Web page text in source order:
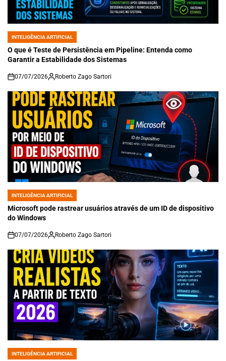
POSTED
IN
INTELIGÊNCIA ARTIFICIAL
O que é Teste de Persistência em Pipeline: Entenda como
Garantir a Estabilidade dos Sistemas
on
07/07/2026 Roberto Zago Sartori
POSTED
IN
INTELIGÊNCIA ARTIFICIAL
Microsoft pode rastrear usuários através de um ID de dispositivo
do Windows
on
07/07/2026 Roberto Zago Sartori
POSTED
INTELIGÊNCIA ARTIFICIAL